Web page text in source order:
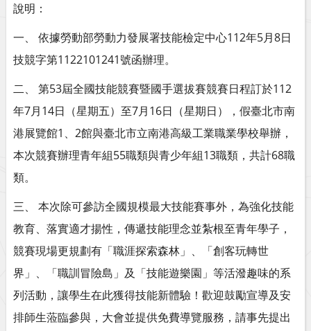
說明：
一、 依據勞動部勞動力發展署技能檢定中心112年5月8日
技競字第1122101241號函辦理。
二、 第53屆全國技能競賽暨國手選拔賽競賽日程訂於112
年7月14日（星期五）至7月16日（星期日），假臺北市南
港展覽館1、2館與臺北市立南港高級工業職業學校舉辦，
本次競賽辦理青年組55職類與青少年組13職類，共計68職
類。
三、 本次除可參訪全國規模最大技能賽事外，為強化技能
教育、落實適才揚性，傳遞技能理念並紮根至青年學子，
競賽現場更規劃有「職涯探索森林」、「創客玩轉世
界」、「職訓冒險島」及「技能遊樂園」等活潑趣味的系
列活動，讓學生在此獲得技能新體驗！歡迎鼓勵宣導及安
排師生蒞臨參與，大會並提供免費導覽服務，請事先提出